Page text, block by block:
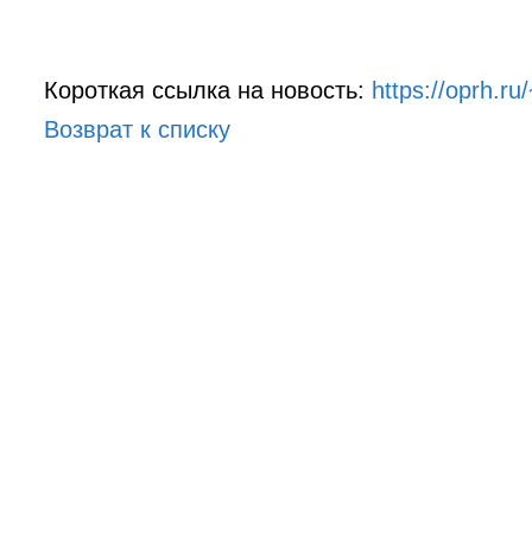
Короткая ссылка на новость: https://
Возврат к списку